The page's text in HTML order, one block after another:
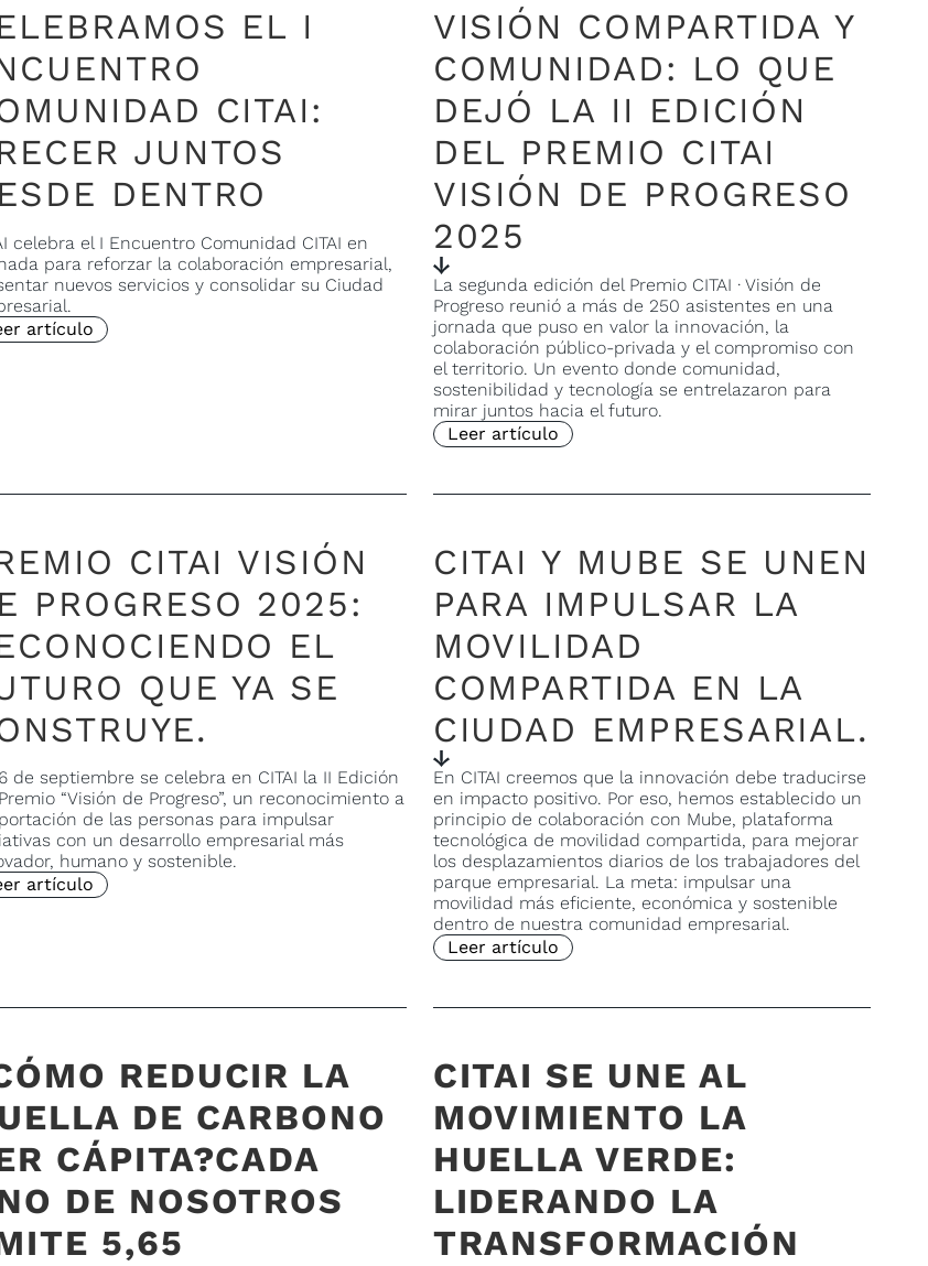
EL I
CITAI:
JUNTOS
DENTRO
celebra el I Encuentro Comunidad CITAI en
para reforzar la colaboración empresarial,
nuevos servicios y consolidar su Ciudad
artículo
VISIÓN COMPARTIDA Y
COMUNIDAD: LO QUE
DEJÓ LA II EDICIÓN
DEL PREMIO CITAI
VISIÓN DE PROGRESO
2025
La segunda edición del Premio CITAI · Visión de
Progreso reunió a más de 250 asistentes en una
jornada que puso en valor la innovación, la
colaboración público-privada y el compromiso con
el territorio. Un evento donde comunidad,
sostenibilidad y tecnología se entrelazaron para
mirar juntos hacia el futuro.
Leer artículo
CITAI VISIÓN
PROGRESO 2025:
EL
QUE YA SE
de septiembre se celebra en CITAI la II Edición
“Visión de Progreso”, un reconocimiento a
de las personas para impulsar
con un desarrollo empresarial más
humano y sostenible.
artículo
CITAI Y MUBE SE UNEN
PARA IMPULSAR LA
MOVILIDAD
COMPARTIDA EN LA
CIUDAD EMPRESARIAL.
En CITAI creemos que la innovación debe traducirse
en impacto positivo. Por eso, hemos establecido un
principio de colaboración con Mube, plataforma
tecnológica de movilidad compartida, para mejorar
los desplazamientos diarios de los trabajadores del
parque empresarial. La meta: impulsar una
movilidad más eficiente, económica y sostenible
dentro de nuestra comunidad empresarial.
Leer artículo
REDUCIR LA
DE CARBONO
CÁPITA?CADA
DE NOSOTROS
5,65
CITAI SE UNE AL
MOVIMIENTO LA
HUELLA VERDE:
LIDERANDO LA
TRANSFORMACIÓN